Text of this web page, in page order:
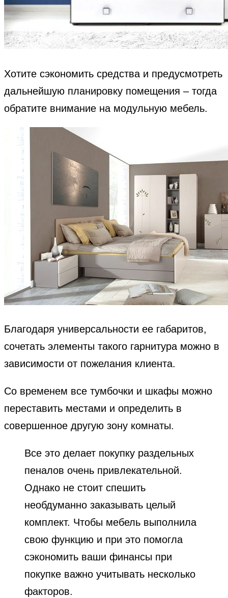
Хотите сэкономить средства и предусмотреть
дальнейшую планировку помещения – тогда
обратите внимание на модульную мебель.
Благодаря универсальности ее габаритов,
сочетать элементы такого гарнитура можно в
зависимости от пожелания клиента.
Со временем все тумбочки и шкафы можно
переставить местами и определить в
совершенное другую зону комнаты.
Все это делает покупку раздельных
пеналов очень привлекательной.
Однако не стоит спешить
необдуманно заказывать целый
комплект. Чтобы мебель выполнила
свою функцию и при это помогла
сэкономить ваши финансы при
покупке важно учитывать несколько
факторов.